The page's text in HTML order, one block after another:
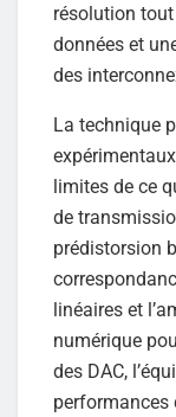
résolution
données et
des
La technique
limites de ce
de
prédistorsion
linéaires et
numérique
des DAC,
performances